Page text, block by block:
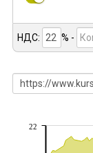
НДС: % -
22